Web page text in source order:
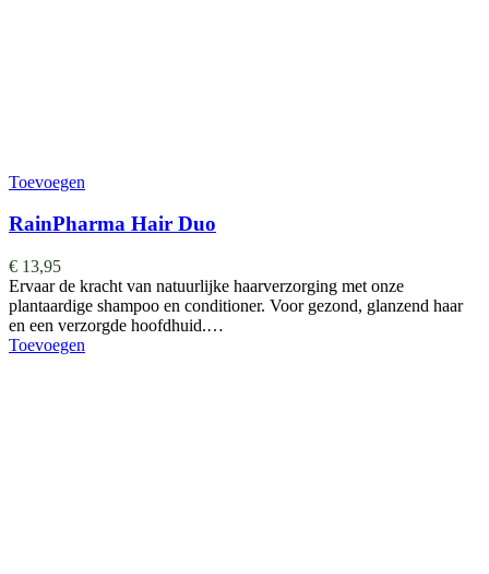
Toevoegen
RainPharma Hair Duo
€ 13,95
Ervaar de kracht van natuurlijke haarverzorging met onze
plantaardige shampoo en conditioner. Voor gezond, glanzend haar
en een verzorgde hoofdhuid.…
Toevoegen